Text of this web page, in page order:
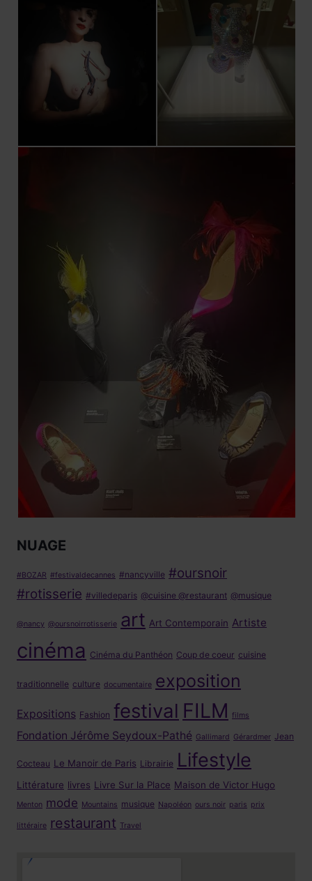
NUAGE
#BOZAR #festivaldecannes #nancyville #oursnoir
#rotisserie #villedeparis @cuisine @restaurant @musique
@nancy @oursnoirrotisserie art Art Contemporain Artiste
cinéma Cinéma du Panthéon Coup de coeur cuisine
traditionnelle culture documentaire exposition
Expositions Fashion festival FILM films
Fondation Jérôme Seydoux-Pathé Gallimard Gérardmer Jean
Cocteau Le Manoir de Paris Librairie Lifestyle
Littérature livres Livre Sur la Place Maison de Victor Hugo
Menton mode Mountains musique Napoléon ours noir paris prix
littéraire restaurant Travel